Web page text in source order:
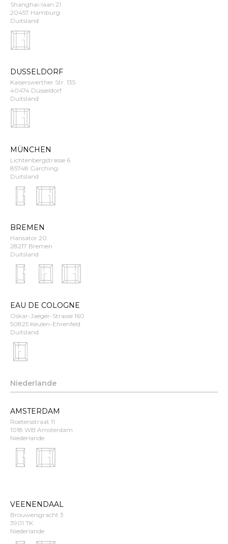
Shanghai-laan 21
20457 Hamburg
Duitsland
DUSSELDORF
Kaiserswerther Str. 135
40474 Düsseldorf
Duitsland
EAU DE COLOGNE
Oskar-Jaeger-Strasse 160
50825 Keulen-Ehrenfeld
Duitsland
BREMEN
Hansator 20
28217 Bremen
Duitsland
MÜNCHEN
Lichtenbergstrasse 6
85748 Garching
Duitsland
Niederlande
AMSTERDAM
Roetersstraat 11
1018 WB Amsterdam
Niederlande
VEENENDAAL
Brouwersgracht 3
3901 TK
Niederlande